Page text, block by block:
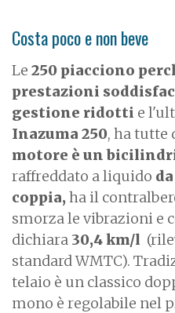
Costa poco e non beve
Le 250 piacciono
prestazioni
gestione ridotti e
Inazuma 250, ha tutte
motore è un
raffreddato a liquido
coppia,ha il
smorza le vibrazioni e
dichiara 30,4 km/l
standard WMTC).
telaio è un classico
mono è regolabile nel